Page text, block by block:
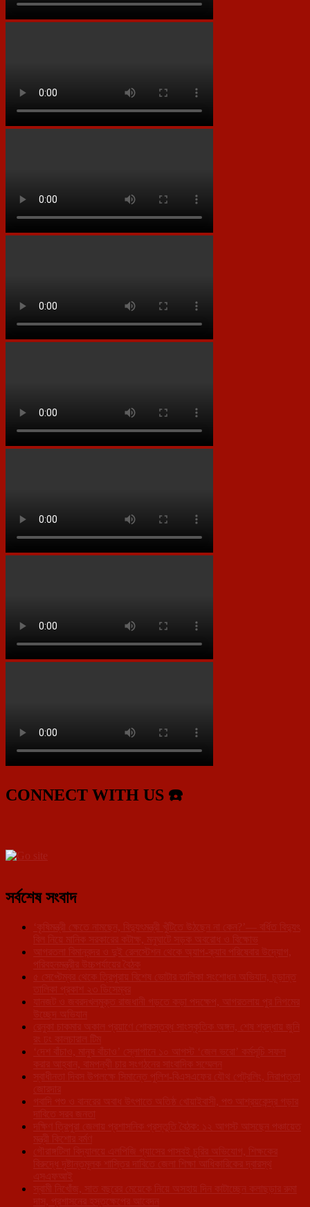
CONNECT WITH US ☎️
সর্বশেষ সংবাদ
‘কৃষিমন্ত্রী ক্ষেতে নামছেন, বিদ্যুৎমন্ত্রী খুঁটিতে উঠছেন না কেন?’— বর্ধিত বিদ্যুৎ
বিল নিয়ে মানিক সরকারের কটাক্ষ, মনুঘাটে সড়ক অবরোধ ও বিক্ষোভ
আগরতলা বিমানবন্দর ও দুই রেলস্টেশন থেকে অ্যাপ-ক্যাব পরিষেবার উদ্যোগ,
পরিবহনমন্ত্রীর উচ্চপর্যায়ের বৈঠক
৫ সেপ্টেম্বর থেকে ত্রিপুরায় বিশেষ ভোটার তালিকা সংশোধন অভিযান, চূড়ান্ত
তালিকা প্রকাশ ২৩ ডিসেম্বর
যানজট ও জবরদখলমুক্ত রাজধানী গড়তে কড়া পদক্ষেপ, আগরতলায় পুর নিগমের
উচ্ছেদ অভিযান
রেনুকা চাকমার অকাল প্রয়াণে শোকস্তব্ধ সাংস্কৃতিক অঙ্গন, শেষ শ্রদ্ধায় জুনি
রং ঢং কালচারাল টিম
‘দেশ বাঁচাও, মানুষ বাঁচাও’ স্লোগানে ১০ আগস্ট ‘জেল ভরো’ কর্মসূচি সফল
করার আহ্বান, বামপন্থী চার সংগঠনের সাংবাদিক সম্মেলন
স্বাধীনতা দিবস উপলক্ষে সিমান্তে পুলিশ-বিএসএফের যৌথ পেট্রলিং, নিরাপত্তা
জোরদার
গবাদি পশু ও বানরের অবাধ উৎপাতে অতিষ্ঠ খোয়াইবাসী, পশু আশ্রয়কেন্দ্র গড়ার
দাবিতে সরব জনতা
দক্ষিণ ত্রিপুরা জেলায় প্রশাসনিক প্রস্তুতি বৈঠক: ১২ আগস্ট আসছেন পঞ্চায়েত
মন্ত্রী কিশোর বর্মণ
গৌরাঙ্গটিলা বিদ্যালয়ে এলপিজি গ্যাসের পাসবই চুরির অভিযোগ, শিক্ষকের
বিরুদ্ধে দৃষ্টান্তমূলক শাস্তির দাবিতে জেলা শিক্ষা আধিকারিকের দ্বারস্থ
এসএফআই
স্বামী নিখোঁজ, সাত বছরের মেয়েকে নিয়ে অসহায় দিন কাটাচ্ছেন কলাছড়ার রুমা
দাস, প্রশাসনের হস্তক্ষেপের আবেদন